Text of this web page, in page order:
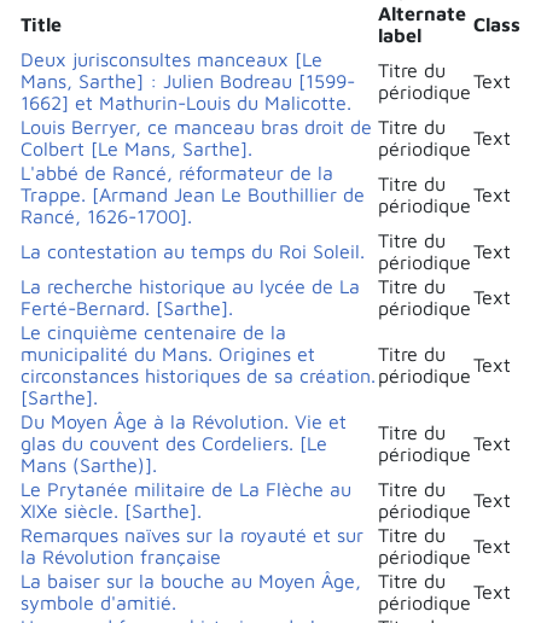
Title
Alternate
label
Class
Deux jurisconsultes manceaux [Le
Mans, Sarthe] : Julien Bodreau [1599-
1662] et Mathurin-Louis du Malicotte.
Titre du
périodiqueText
Louis Berryer, ce manceau bras droit de
Colbert [Le Mans, Sarthe].
Titre du
périodiqueText
L'abbé de Rancé, réformateur de la
Trappe. [Armand Jean Le Bouthillier de
Rancé, 1626-1700].
Titre du
périodiqueText
La contestation au temps du Roi Soleil.
Titre du
périodiqueText
La recherche historique au lycée de La
Ferté-Bernard. [Sarthe].
Titre du
périodiqueText
Le cinquième centenaire de la
municipalité du Mans. Origines et
circonstances historiques de sa création.
[Sarthe].
Titre du
périodiqueText
Du Moyen Âge à la Révolution. Vie et
glas du couvent des Cordeliers. [Le
Mans (Sarthe)].
Titre du
périodiqueText
Le Prytanée militaire de La Flèche au
XIXe siècle. [Sarthe].
Titre du
périodiqueText
Remarques naïves sur la royauté et sur
la Révolution française
Titre du
périodiqueText
La baiser sur la bouche au Moyen Âge,
symbole d'amitié.
Titre du
périodiqueText